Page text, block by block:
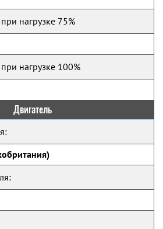
нагрузке 75%
нагрузке 100%
Двигатель